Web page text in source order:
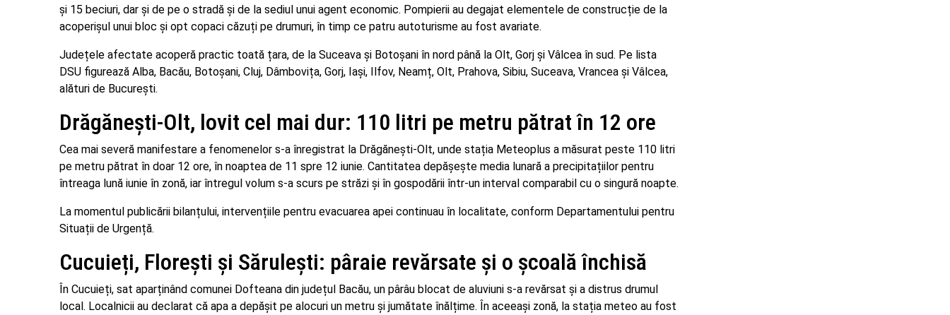
și 15 beciuri, dar și de pe o stradă și de la sediul unui agent economic. Pompierii au degajat elementele de construcție de la
acoperișul unui bloc și opt copaci căzuți pe drumuri, în timp ce patru autoturisme au fost avariate.
Județele afectate acoperă practic toată țara, de la Suceava și Botoșani în nord până la Olt, Gorj și Vâlcea în sud. Pe lista
DSU figurează Alba, Bacău, Botoșani, Cluj, Dâmbovița, Gorj, Iași, Ilfov, Neamț, Olt, Prahova, Sibiu, Suceava, Vrancea și Vâlcea,
alături de București.
Drăgănești-Olt, lovit cel mai dur: 110 litri pe metru pătrat în 12 ore
Cea mai severă manifestare a fenomenelor s-a înregistrat la Drăgănești-Olt, unde stația Meteoplus a măsurat peste 110 litri
pe metru pătrat în doar 12 ore, în noaptea de 11 spre 12 iunie. Cantitatea depășește media lunară a precipitațiilor pentru
întreaga lună iunie în zonă, iar întregul volum s-a scurs pe străzi și în gospodării într-un interval comparabil cu o singură noapte.
La momentul publicării bilanțului, intervențiile pentru evacuarea apei continuau în localitate, conform Departamentului pentru
Situații de Urgență.
Cucuieți, Florești și Sărulești: pâraie revărsate și o școală închisă
În Cucuieți, sat aparținând comunei Dofteana din județul Bacău, un pârâu blocat de aluviuni s-a revărsat și a distrus drumul
local. Localnicii au declarat că apa a depășit pe alocuri un metru și jumătate înălțime. În aceeași zonă, la stația meteo au fost